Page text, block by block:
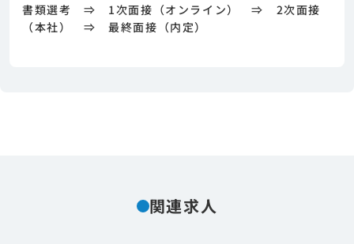
書類選考 ⇒ 1次面接（オンライン） ⇒ 2次面接
（本社） ⇒ 最終面接（内定）
関連求人